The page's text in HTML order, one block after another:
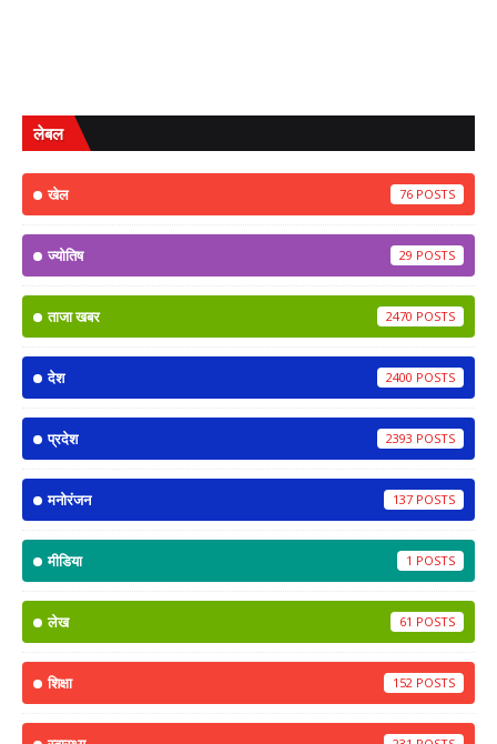
लेबल
खेल 76
ज्योतिष 29
ताजा खबर 2470
देश 2400
प्रदेश 2393
मनोरंजन 137
मीडिया 1
लेख 61
शिक्षा 152